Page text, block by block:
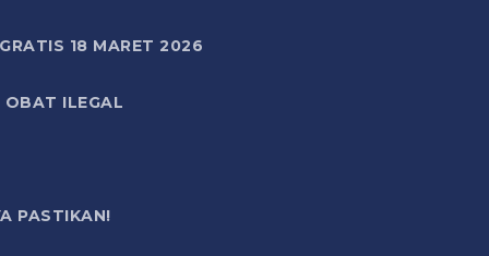
18 MARET 2026
OBAT ILEGAL
PASTIKAN!